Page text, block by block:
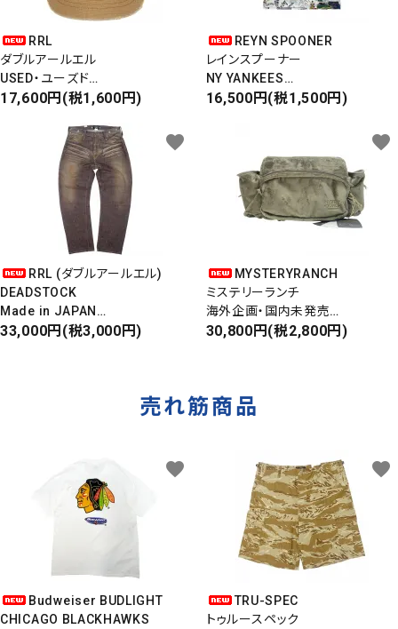
RRL
ダブルアールエル
USED・ユーズド
6PANEL CAP
17,600円(税1,600円)
REYN SPOONER
レインスプーナー
NY YANKEES
ニューヨークヤンキース
16,500円(税1,500円)
RRL (ダブルアールエル)
DEADSTOCK
Made in JAPAN
DAMAGE DENIM PANTS
33,000円(税3,000円)
favorite
MYSTERYRANCH
ミステリーランチ
海外企画・国内未発売
WAIST BAG
30,800円(税2,800円)
favorite
売れ筋商品
Budweiser BUDLIGHT
CHICAGO BLACKHAWKS
favorite
TRU-SPEC
トゥルースペック
favorite